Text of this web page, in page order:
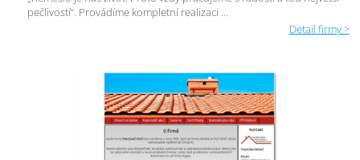
pečlivostí“. Provádíme kompletní realizaci ...
Detail firmy >